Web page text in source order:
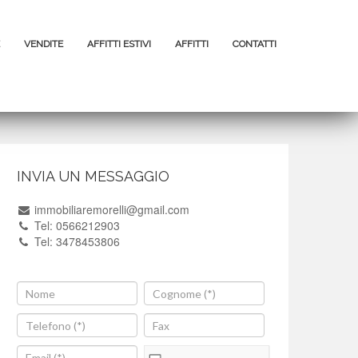
VENDITE AFFITTI ESTIVI AFFITTI CONTATTI
INVIA UN MESSAGGIO
immobiliaremorelli@gmail.com
Tel: 0566212903
Tel: 3478453806